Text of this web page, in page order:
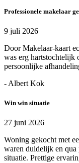
Professionele makelaar
9 juli 2026
Door Makelaar-kaart
was erg hartstochtelijk
persoonlijke
- Albert Kok
Win win situatie
27 juni 2026
Woning gekocht met
waren duidelijk en
situatie. Prettige